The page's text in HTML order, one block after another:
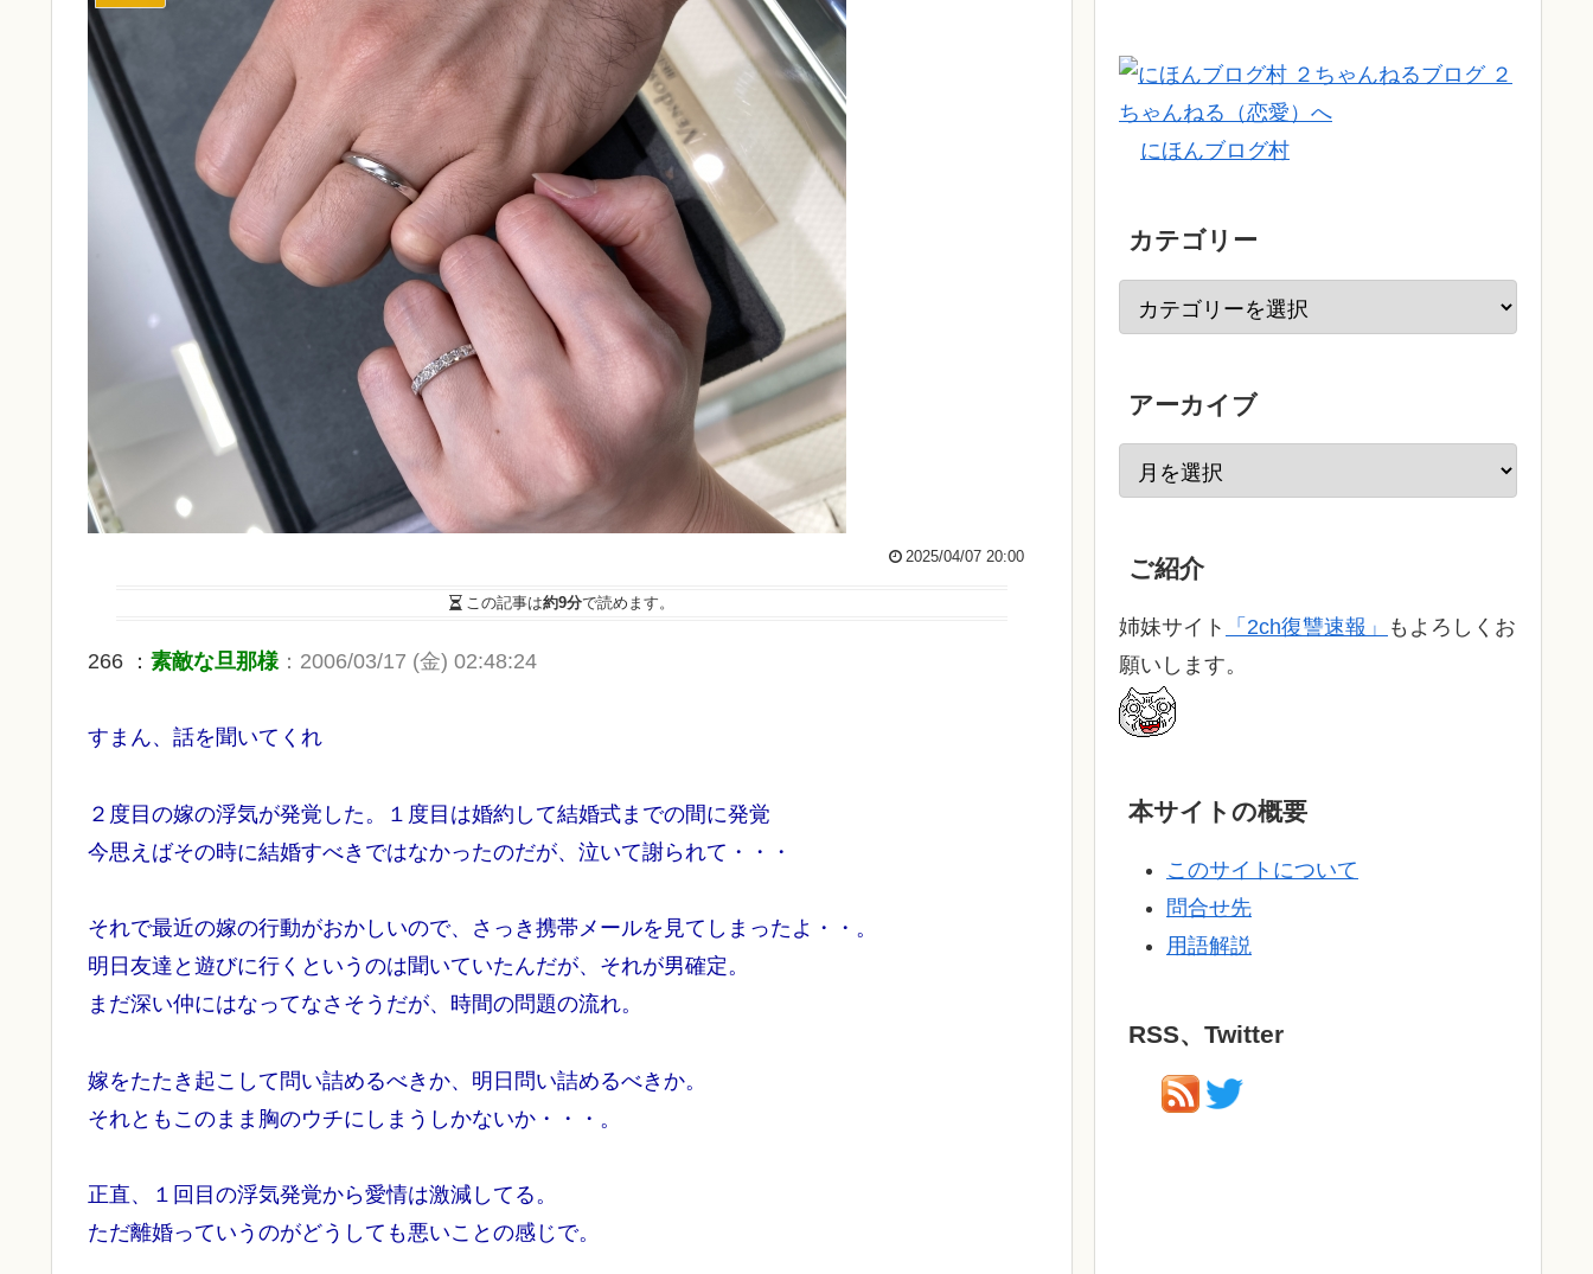
2025/04/07 20:00
この記事は約9分で読めます。
266 ： 素敵な旦那様 ：2006/03/17 (金) 02:48:24
すまん、話を聞いてくれ
２度目の嫁の浮気が発覚した。１度目は婚約して結婚式までの間に発覚
今思えばその時に結婚すべきではなかったのだが、泣いて謝られて・・・
それで最近の嫁の行動がおかしいので、さっき携帯メールを見てしまったよ・・。
明日友達と遊びに行くというのは聞いていたんだが、それが男確定。
まだ深い仲にはなってなさそうだが、時間の問題の流れ。
嫁をたたき起こして問い詰めるべきか、明日問い詰めるべきか。
それともこのまま胸のウチにしまうしかないか・・・。
正直、１回目の浮気発覚から愛情は激減してる。
ただ離婚っていうのがどうしても悪いことの感じで。
にほんブログ村
カテゴリー
アーカイブ
ご紹介
姉妹サイト 「2ch復讐速報」
もよろしくお
願いします。
本サイトの概要
このサイトについて
問合せ先
用語解説
RSS、Twitter